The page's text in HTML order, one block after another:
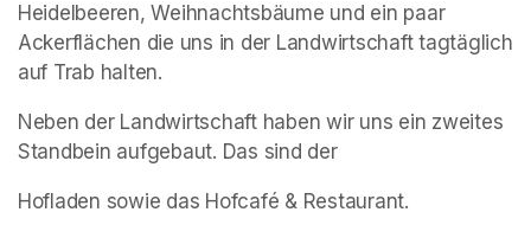
Heidelbeeren, Weihnachtsbäume und ein paar
Ackerflächen die uns in der Landwirtschaft tagtäglich
auf Trab halten.
Neben der Landwirtschaft haben wir uns ein zweites
Standbein aufgebaut. Das sind der
Hofladen sowie das Hofcafé & Restaurant.